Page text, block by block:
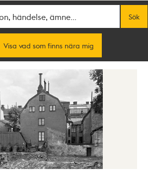
Sök
Visa vad som finns nära mig